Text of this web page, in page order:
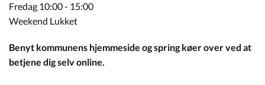
Fredag 10:00 - 15:00
Weekend Lukket
Benyt kommunens hjemmeside og spring køer over ved at
betjene dig selv online.